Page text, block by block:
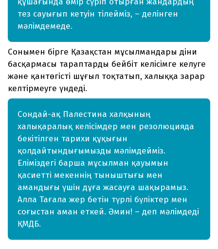
тез сауығып кетуін тілейміз, – делінген
мәлімдемеде.
Сонымен бірге Қазақстан мұсылмандары діни
басқармасы тараптарды бейбіт келісімге келуге
және қантөгісті шұғыл тоқтатып, халыққа зарар
келтірмеуге үндеді.
Сондай-ақ Палестина халқының
халықаралық келісімдер мен резолюцияда
бекітілген тарихи құқығын
қолдайтындығымызды мәлімдейміз.
Еліміздегі барша мұсылман қауымын
қасиетті мекеннің тыныштығы мен
амандығы үшін дұға жасауға шақырамыз.
Алла Тағала жер бетін түрлі бүліктер мен
соғыстан аман еткей. Әмин! – деп мәлімдеді
ҚМДБ.